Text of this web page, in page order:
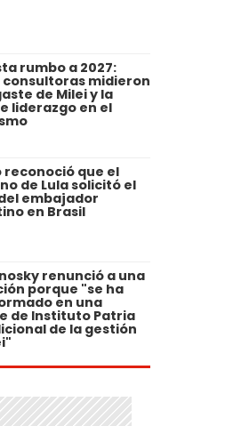
rumbo a 2027:
midieron
de Milei y la
liderazgo en el
reconoció que el
de Lula solicitó el
embajador
en Brasil
renunció a una
porque "se ha
en una
de Instituto Patria
de la gestión